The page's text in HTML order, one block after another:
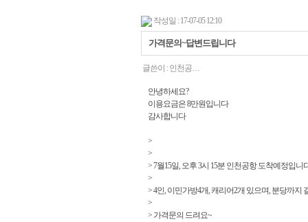
작성일 : 17-07-05 12:10
가격문의~답변드립니다
글쓴이 : 인천공…
안녕하세요?
이용요금은 8만원입니다
감사합니다
>
>
> 7월15일, 오후 3시 15분 인천공항 도착예정입니
>
> 4인, 이민가방4개, 캐리어2개 있으며, 분당까지
>
> 가격문의 드려요~